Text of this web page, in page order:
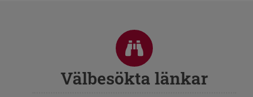
Välbesökta länkar